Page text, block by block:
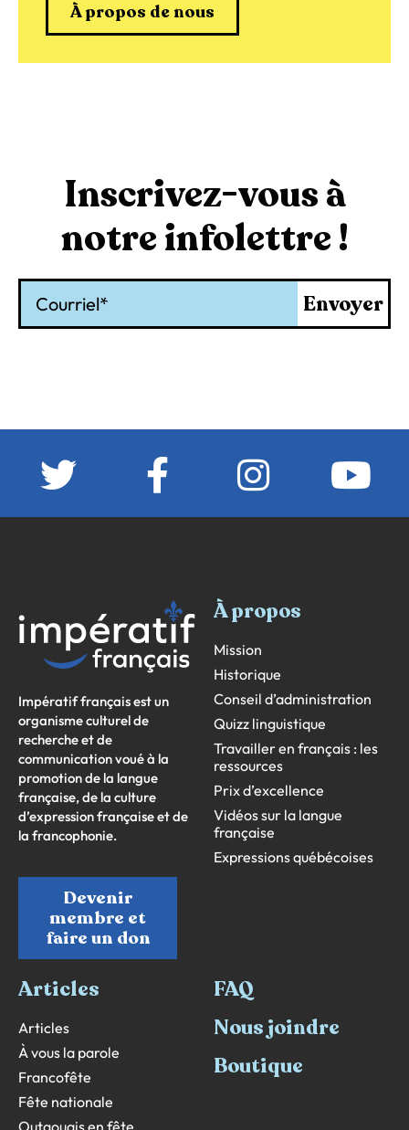
À propos de nous
Inscrivez-vous à
notre infolettre !
Envoyer
Impératif français est un
organisme culturel de
recherche et de
communication voué à la
promotion de la langue
française, de la culture
d’expression française et de
la francophonie.
Devenir
membre et
faire un don
À propos
Mission
Historique
Conseil d’administration
Quizz linguistique
Travailler en français : les
ressources
Prix d’excellence
Vidéos sur la langue
française
Expressions québécoises
Articles
Articles
À vous la parole
Francofête
Fête nationale
FAQ
Nous joindre
Boutique